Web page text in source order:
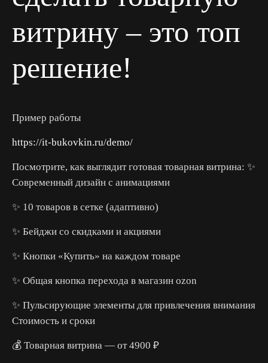
витрину – это топ
решение!
Пример работы
https://it-bukovkin.ru/demo/
Посмотрите, как выглядит готовая товарная витрина: ✨
Современный дизайн с анимациями
✨ 10 товаров в сетке (адаптивно)
✨ Бейджи со скидками и акциями
✨ Кнопки «Купить» на каждом товаре
✨ Общая кнопка перехода в магазин ozon
✨ Пульсирующие элементы для привлечения внимания
Стоимость и сроки
💰 Товарная витрина — от 4900 ₽